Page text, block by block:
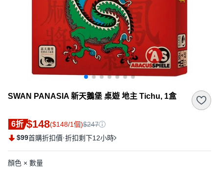
SWAN PANASIA 新天鵝堡 桌遊 地主 Tichu, 1盒
6折 $148($148/1個)$247
$99首購折扣價·折扣剩下12小時
顏色 × 數量